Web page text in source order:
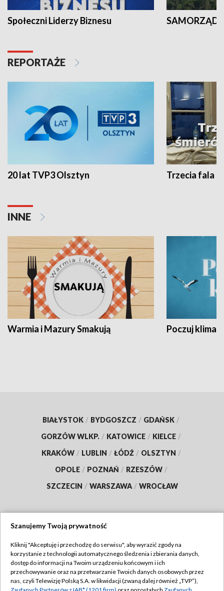
Społeczni Liderzy Biznesu SAMORZĄD
REPORTAŻE
20 lat TVP3 Olsztyn Trzecia fala -
INNE
Warmia i Mazury Smakują Poczuj klimat
BIAŁYSTOK / BYDGOSZCZ / GDAŃSK /
GORZÓW WLKP. / KATOWICE / KIELCE /
KRAKÓW / LUBLIN / ŁÓDŹ / OLSZTYN /
OPOLE / POZNAŃ / RZESZÓW /
SZCZECIN / WARSZAWA / WROCŁAW
TVP
Abonament TVP
Emisja w TVP
Regulamin TVP
Szanujemy Twoją prywatność
Kliknij "Akceptuję i przechodzę do serwisu", aby wyrazić zgody na
korzystanie z technologii automatycznego śledzenia i zbierania danych,
dostęp do informacji na Twoim urządzeniu końcowym i ich
przechowywanie oraz na przetwarzanie Twoich danych osobowych przez
nas, czyli Telewizję Polską S.A. w likwidacji (zwaną dalej również „TVP”),